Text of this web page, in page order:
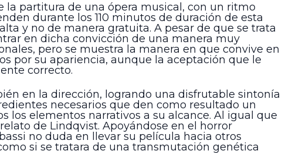
la partitura de una ópera musical, con un ritmo
durante los 110 minutos de duración de esta
y no de manera gratuita. A pesar de que se trata
en dicha convicción de una manera muy
pero se muestra la manera en que convive en
por su apariencia, aunque la aceptación que le
correcto.
en la dirección, logrando una disfrutable sintonía
necesarios que den como resultado un
los elementos narrativos a su alcance. Al igual que
de Lindqvist. Apoyándose en el horror
no duda en llevar su película hacia otros
si se tratara de una transmutación genética